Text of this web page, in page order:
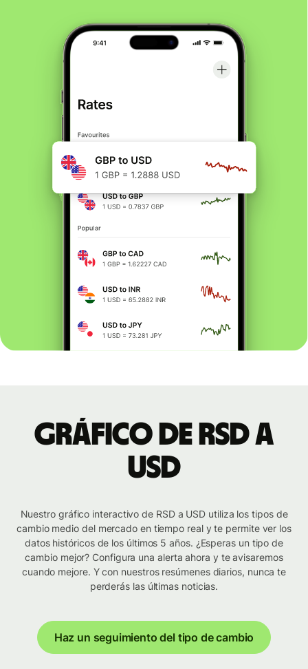
Gráfico de RSD a
USD
Nuestro gráfico interactivo de RSD a USD utiliza los tipos de
cambio medio del mercado en tiempo real y te permite ver los
datos históricos de los últimos 5 años. ¿Esperas un tipo de
cambio mejor? Configura una alerta ahora y te avisaremos
cuando mejore. Y con nuestros resúmenes diarios, nunca te
perderás las últimas noticias.
Haz un seguimiento del tipo de cambio